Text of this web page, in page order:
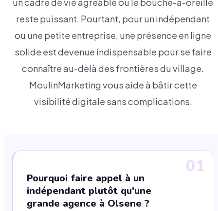
un cadre de vie agréable où le bouche-à-oreille
reste puissant. Pourtant, pour un indépendant
ou une petite entreprise, une présence en ligne
solide est devenue indispensable pour se faire
connaître au-delà des frontières du village.
MoulinMarketing vous aide à bâtir cette
visibilité digitale sans complications.
01
Pourquoi faire appel à un
indépendant plutôt qu'une
grande agence à Olsene ?